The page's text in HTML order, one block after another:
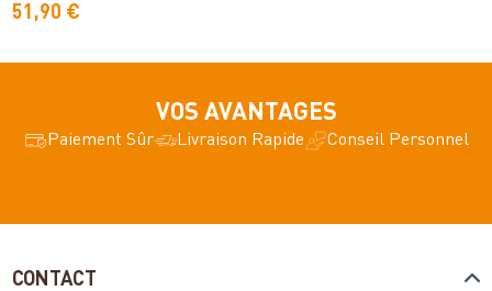
51,90 €
VOS AVANTAGES
Paiement Sûr Livraison Rapide Conseil Personnel
CONTACT